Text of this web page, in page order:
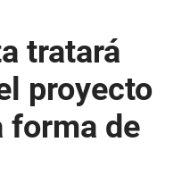
tratará
proyecto
forma de